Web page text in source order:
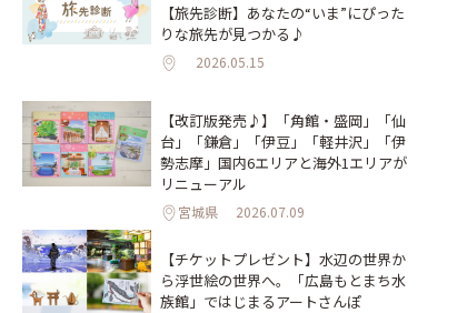
【旅先診断】あなたの“いま”にぴった
りな旅先が見つかる♪
2026.05.15
【改訂版発売♪】「角館・盛岡」「仙
台」「鎌倉」「伊豆」「軽井沢」「伊
勢志摩」国内6エリアと海外1エリアが
リニューアル
宮城県 2026.07.09
【チケットプレゼント】水辺の世界か
ら浮世絵の世界へ。「広島もとまち水
族館」ではじまるアートさんぽ